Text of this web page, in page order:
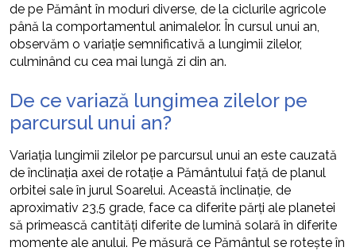
de pe Pământ în moduri diverse, de la ciclurile agricole
până la comportamentul animalelor. În cursul unui an,
observăm o variație semnificativă a lungimii zilelor,
culminând cu cea mai lungă zi din an.
De ce variază lungimea zilelor pe
parcursul unui an?
Variația lungimii zilelor pe parcursul unui an este cauzată
de înclinația axei de rotație a Pământului față de planul
orbitei sale în jurul Soarelui. Această înclinație, de
aproximativ 23,5 grade, face ca diferite părți ale planetei
să primească cantități diferite de lumină solară în diferite
momente ale anului. Pe măsură ce Pământul se rotește în